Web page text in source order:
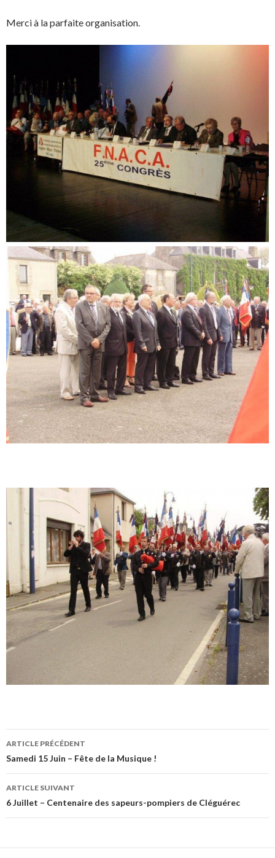
Merci à la parfaite organisation.
Navigation
des
articles
ARTICLE PRÉCÉDENT
Samedi 15 Juin – Fête de la Musique !
ARTICLE SUIVANT
6 Juillet – Centenaire des sapeurs-pompiers de Cléguérec